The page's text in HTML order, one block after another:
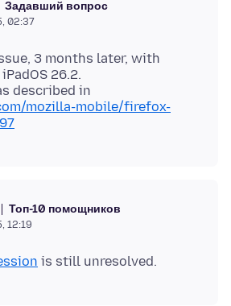
Задавший вопрос
02:37
3 months later, with
26.2.
described in
mozilla-mobile/firefox-
Топ-10 помощников
12:19